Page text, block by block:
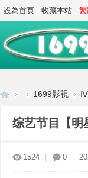
設為首頁 收藏本站
1699影視 Ⅳ
综艺节目【明
1524 0